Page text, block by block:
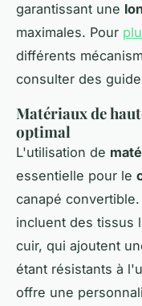
garantissant une
maximales. Pour
différents
consulter des
Matériaux de
optimal
L'utilisation de
essentielle pour le
canapé
incluent des tissus
cuir, qui ajoutent
étant résistants à
offre une